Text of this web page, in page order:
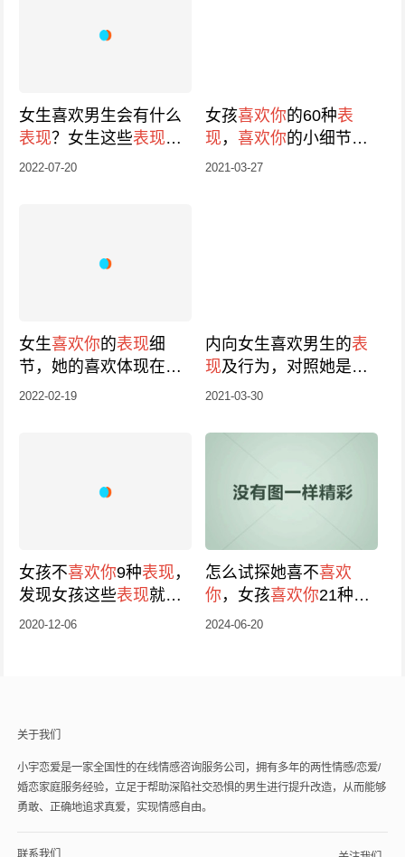
女生喜欢男生会有什么
表现？女生这些表现就
是喜欢
2022-07-20
女孩喜欢你的60种表
现 ， 喜欢你的小细节藏
不住
2021-03-27
女生喜欢你的表现细
节，她的喜欢体现在细
节里
2022-02-19
内向女生喜欢男生的表
现及行为，对照她是否
喜欢你
2021-03-30
女孩不喜欢你9种表现 ，
发现女孩这些表现就别
追
2020-12-06
怎么试探她喜不喜欢
你 ，女孩喜欢你21种表
现
2024-06-20
关于我们
小宇恋爱是一家全国性的在线情感咨询服务公司，拥有多年的两性情感/恋爱/
婚恋家庭服务经验，立足于帮助深陷社交恐惧的男生进行提升改造，从而能够
勇敢、正确地追求真爱，实现情感自由。
联系我们